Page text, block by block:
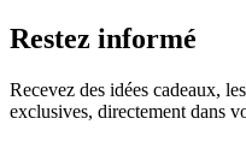
Restez informé
Recevez des idées cadeaux,
exclusives, directement dans